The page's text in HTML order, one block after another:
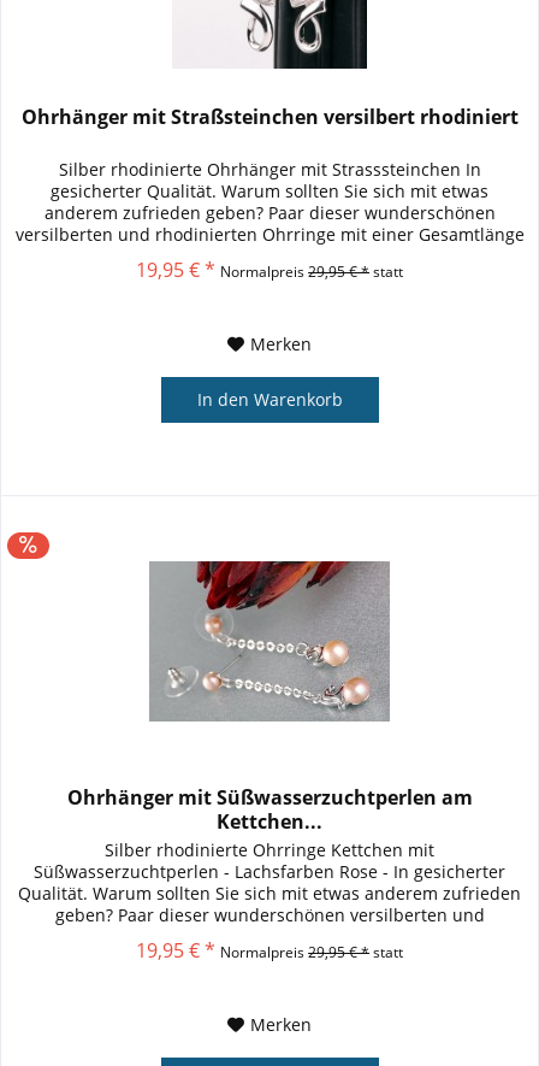
Ohrhänger mit Straßsteinchen versilbert rhodiniert
Silber rhodinierte Ohrhänger mit Strasssteinchen In
gesicherter Qualität. Warum sollten Sie sich mit etwas
anderem zufrieden geben? Paar dieser wunderschönen
versilberten und rhodinierten Ohrringe mit einer Gesamtlänge
von ca. 40mm . Die...
19,95 € * Normalpreis29,95 € *statt
Merken
In den Warenkorb
Ohrhänger mit Süßwasserzuchtperlen am
Kettchen...
Silber rhodinierte Ohrringe Kettchen mit
Süßwasserzuchtperlen - Lachsfarben Rose - In gesicherter
Qualität. Warum sollten Sie sich mit etwas anderem zufrieden
geben? Paar dieser wunderschönen versilberten und
rhodinierten Ohrringe mit...
19,95 € * Normalpreis29,95 € *statt
Merken